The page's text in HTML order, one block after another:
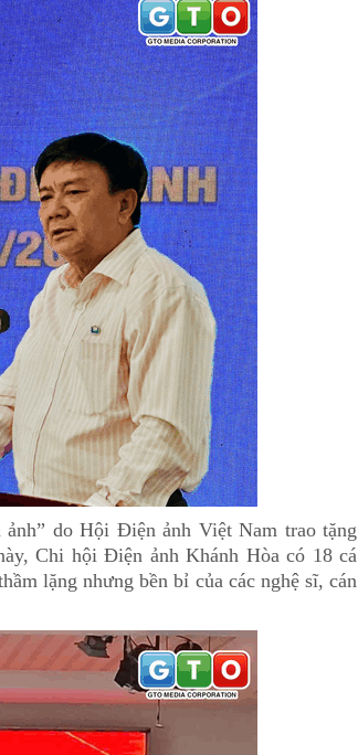
do Hội Điện ảnh Việt Nam trao tặng
Chi hội Điện ảnh Khánh Hòa có 18 cá
lặng nhưng bền bỉ của các nghệ sĩ, cán